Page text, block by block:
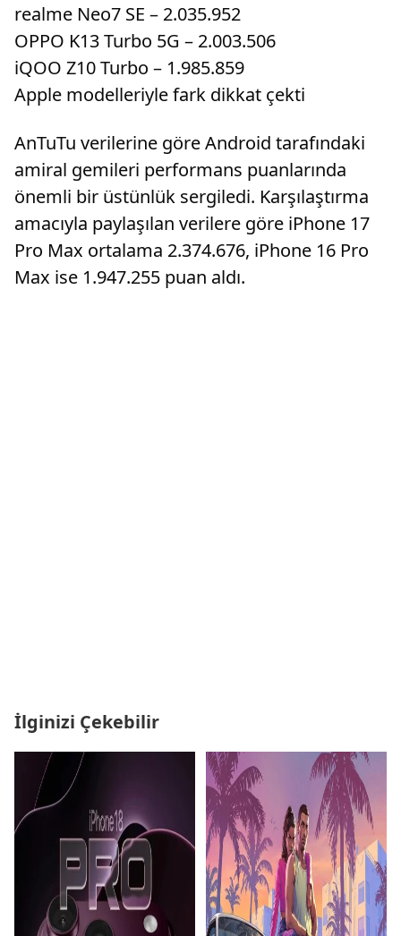
realme Neo7 SE – 2.035.952
OPPO K13 Turbo 5G – 2.003.506
iQOO Z10 Turbo – 1.985.859
Apple modelleriyle fark dikkat çekti
AnTuTu verilerine göre Android tarafındaki
amiral gemileri performans puanlarında
önemli bir üstünlük sergiledi. Karşılaştırma
amacıyla paylaşılan verilere göre iPhone 17
Pro Max ortalama 2.374.676, iPhone 16 Pro
Max ise 1.947.255 puan aldı.
İlginizi Çekebilir